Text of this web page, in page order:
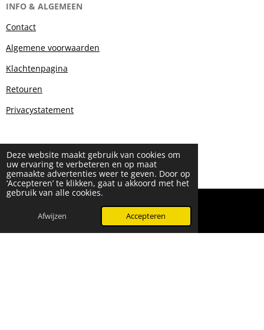
Deze website maakt gebruik van cookies om
uw ervaring te verbeteren en op maat
gemaakte advertenties weer te geven. Door op
‘Accepteren’ te klikken, gaat u akkoord met het
gebruik van alle cookies.
Afwijzen Accepteren
INFO & ALGEMEEN
Contact
Algemene voorwaarden
Klachtenpagina
Retouren
Privacystatement
© 2024 - 2026 Beauty & More by Robyn
WhatsApp